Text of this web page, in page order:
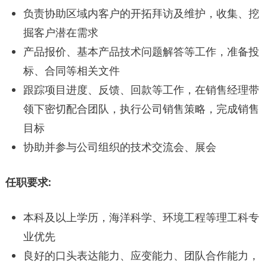
负责协助区域内客户的开拓拜访及维护，收集、挖
掘客户潜在需求
产品报价、基本产品技术问题解答等工作，准备投
标、合同等相关文件
跟踪项目进度、反馈、回款等工作，在销售经理带
领下密切配合团队，执行公司销售策略，完成销售
目标
协助并参与公司组织的技术交流会、展会
任职要求:
本科及以上学历，海洋科学、环境工程等理工科专
业优先
良好的口头表达能力、应变能力、团队合作能力，